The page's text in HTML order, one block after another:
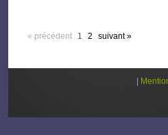
« précédent 1 2 suivant »